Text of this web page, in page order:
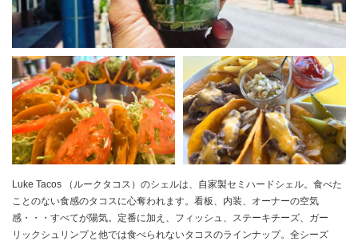
Luke Tacos （ルークタコス）のシェルは、自家製セミハードシェル。食べた
ことのない食感のタコスに心奪われます。看板、内装、オーナーの空気
感・・・すべてが陽気。定番に加え、フィッシュ、ステーキチーズ、ガー
リックシュリンプと他では食べられないタコスのラインナップ。全シーズ